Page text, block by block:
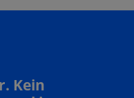
Kein